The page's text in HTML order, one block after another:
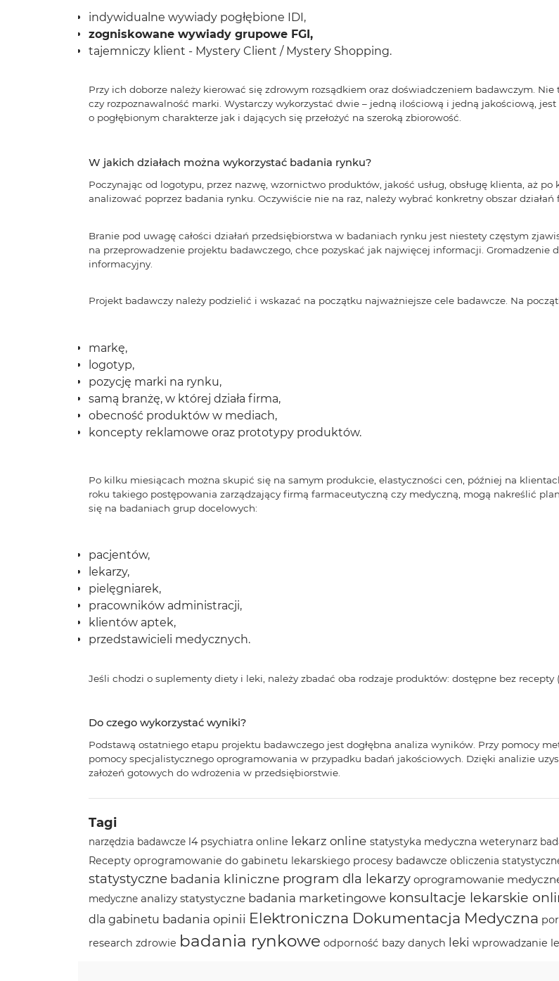
indywidualne wywiady pogłębione IDI,
zogniskowane wywiady grupowe FGI,
tajemniczy klient - Mystery Client / Mystery Shopping.
Przy ich doborze należy kierować się zdrowym rozsądkiem oraz doświadczeniem badawczym.
czy rozpoznawalność marki. Wystarczy wykorzystać dwie – jedną ilościową i jedną jakościową,
o pogłębionym charakterze jak i dających się przełożyć na szeroką zbiorowość.
W jakich działach można wykorzystać badania rynku?
Poczynając od logotypu, przez nazwę, wzornictwo produktów, jakość usług, obsługę klienta, aż
analizować poprzez badania rynku. Oczywiście nie na raz, należy wybrać konkretny obszar
Branie pod uwagę całości działań przedsiębiorstwa w badaniach rynku jest niestety częstym
na przeprowadzenie projektu badawczego, chce pozyskać jak najwięcej informacji. Gromadzenie
informacyjny.
Projekt badawczy należy podzielić i wskazać na początku najważniejsze cele badawcze. Na
markę,
logotyp,
pozycję marki na rynku,
samą branżę, w której działa firma,
obecność produktów w mediach,
koncepty reklamowe oraz prototypy produktów.
Po kilku miesiącach można skupić się na samym produkcie, elastyczności cen, później na
roku takiego postępowania zarządzający firmą farmaceutyczną czy medyczną, mogą nakreślić
się na badaniach grup docelowych:
pacjentów,
lekarzy,
pielęgniarek,
pracowników administracji,
klientów aptek,
przedstawicieli medycznych.
Jeśli chodzi o suplementy diety i leki, należy zbadać oba rodzaje produktów: dostępne bez recepty
Do czego wykorzystać wyniki?
Podstawą ostatniego etapu projektu badawczego jest dogłębna analiza wyników. Przy pomocy
pomocy specjalistycznego oprogramowania w przypadku badań jakościowych. Dzięki analizie
założeń gotowych do wdrożenia w przedsiębiorstwie.
Tagi
narzędzia badawcze l4 psychiatra online lekarz online statystyka medyczna weterynarz
Recepty oprogramowanie do gabinetu lekarskiego procesy badawcze obliczenia
statystyczne badania kliniczne program dla lekarzy oprogramowanie
medyczne analizy statystyczne badania marketingowe konsultacje lekarskie
dla gabinetu badania opinii Elektroniczna Dokumentacja Medyczna
research zdrowie badania rynkowe odporność bazy danych leki wprowadzanie